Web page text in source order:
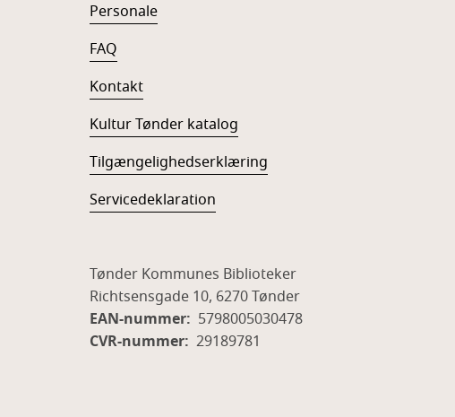
Personale
FAQ
Kontakt
Kultur Tønder katalog
Tilgængelighedserklæring
Servicedeklaration
Tønder Kommunes Biblioteker
Richtsensgade 10, 6270 Tønder
EAN-nummer: 5798005030478
CVR-nummer: 29189781